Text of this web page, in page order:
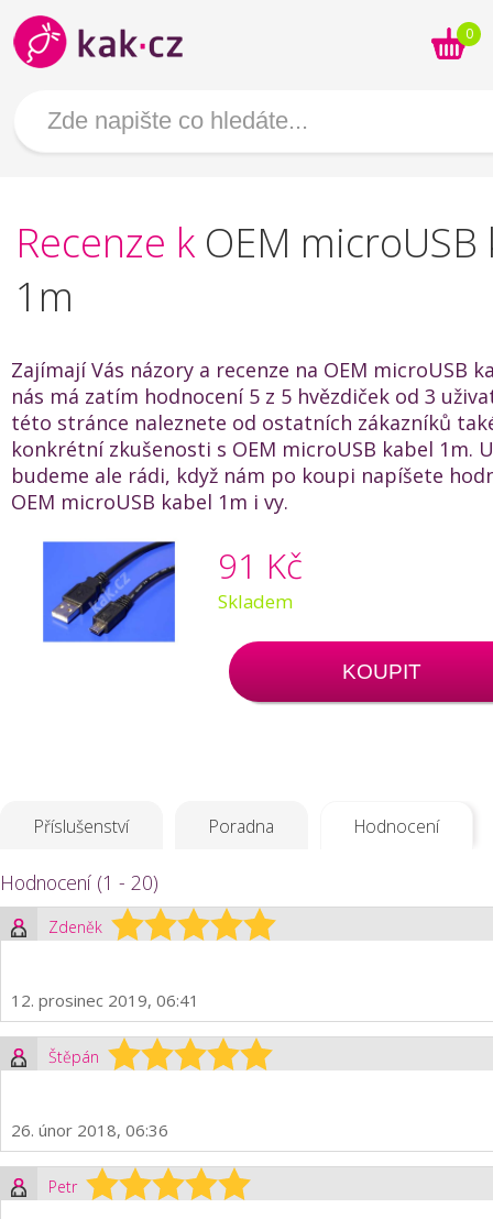
0
Recenze k OEM microUSB
1m
Zajímají Vás názory a recenze na OEM microUSB
nás má zatím hodnocení 5 z 5 hvězdiček od 3
této stránce naleznete od ostatních zákazníků
konkrétní zkušenosti s OEM microUSB kabel 1m.
budeme ale rádi, když nám po koupi napíšete
OEM microUSB kabel 1m i vy.
91 Kč
Skladem
KOUPIT
Příslušenství Poradna Hodnocení
Hodnocení (1 - 20)
Zdeněk
12. prosinec 2019, 06:41
Štěpán
26. únor 2018, 06:36
Petr